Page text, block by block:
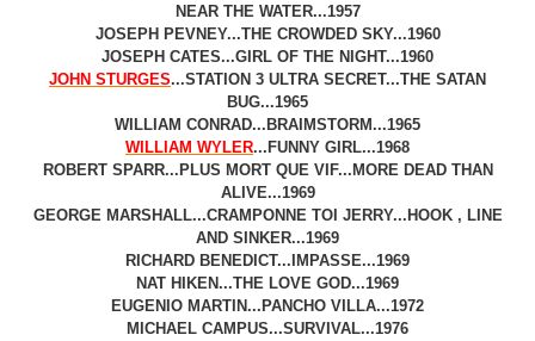
NEAR THE WATER...1957
JOSEPH PEVNEY...THE CROWDED SKY...1960
JOSEPH CATES...GIRL OF THE NIGHT...1960
JOHN STURGES...STATION 3 ULTRA SECRET...THE SATAN
BUG...1965
WILLIAM CONRAD...BRAIMSTORM...1965
WILLIAM WYLER...FUNNY GIRL...1968
ROBERT SPARR...PLUS MORT QUE VIF...MORE DEAD THAN
ALIVE...1969
GEORGE MARSHALL...CRAMPONNE TOI JERRY...HOOK , LINE
AND SINKER...1969
RICHARD BENEDICT...IMPASSE...1969
NAT HIKEN...THE LOVE GOD...1969
EUGENIO MARTIN...PANCHO VILLA...1972
MICHAEL CAMPUS...SURVIVAL...1976